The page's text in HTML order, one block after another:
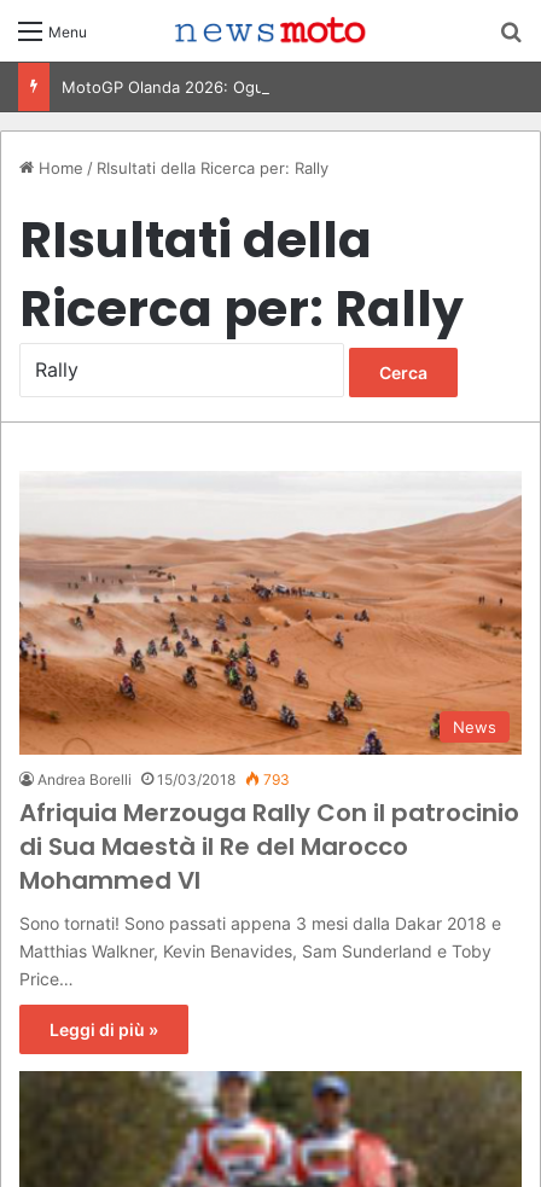
Menu
Home / RIsultati della Ricerca per: Rally
RIsultati della
Ricerca per: Rally
p
e
r
:
News
Andrea Borelli 15/03/2018 793
Afriquia Merzouga Rally Con il patrocinio
di Sua Maestà il Re del Marocco
Mohammed VI
Sono tornati! Sono passati appena 3 mesi dalla Dakar 2018 e
Matthias Walkner, Kevin Benavides, Sam Sunderland e Toby
Price…
Leggi di più »